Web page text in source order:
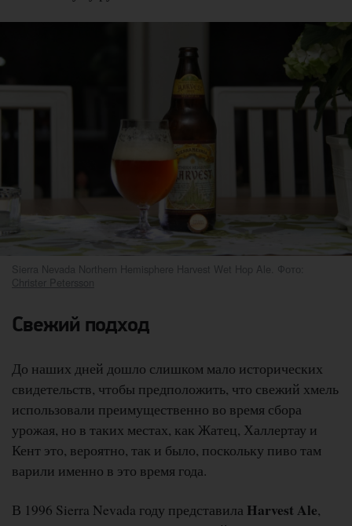
Sierra Nevada Northern Hemisphere Harvest Wet Hop Ale. Фото:
Christer Petersson
Свежий подход
До наших дней дошло слишком мало исторических
свидетельств, чтобы предположить, что свежий хмель
использовали преимущественно во время сбора
урожая, но в таких местах, как Жатец, Халлертау и
Кент это, вероятно, так и было, поскольку пиво там
варили именно в это время года.
В 1996 Sierra Nevada году представила Harvest Ale,